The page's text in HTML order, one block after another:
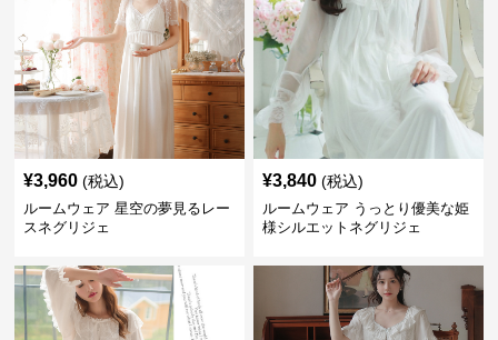
¥3,960 (税込)
ルームウェア 星空の夢見るレー
スネグリジェ
¥3,840 (税込)
ルームウェア うっとり優美な姫
様シルエットネグリジェ